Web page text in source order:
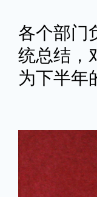
各个部门
统总结，
为下半年